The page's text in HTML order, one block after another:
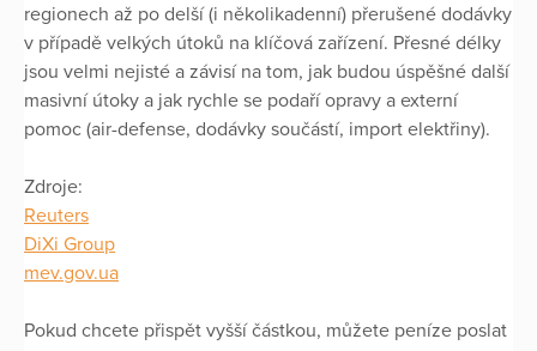
regionech až po delší (i několikadenní) přerušené dodávky
v případě velkých útoků na klíčová zařízení. Přesné délky
jsou velmi nejisté a závisí na tom, jak budou úspěšné další
masivní útoky a jak rychle se podaří opravy a externí
pomoc (air-defense, dodávky součástí, import elektřiny).
Zdroje:
Reuters
DiXi Group
mev.gov.ua
Pokud chcete přispět vyšší částkou, můžete peníze poslat